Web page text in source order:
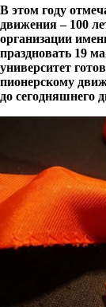
В этом году
движения – 100
организации
праздновать 19
университет
пионерскому
до сегодняшнего